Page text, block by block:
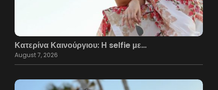
Κατερίνα Καινούργιου: Η selfie με…
August 7, 2026